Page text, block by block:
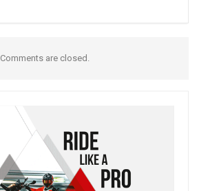
Comments are closed.